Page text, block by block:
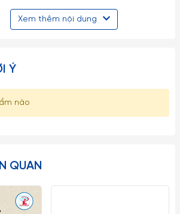
từ thuy tinh (từ nóng sang lạnh hoặc
đồ thủy tinh nói chung và ly cốc thủy
đối với các loại lọ bình thuỷ tinh có cổ
để rửa chất cặn bã và vết bẩn nằm sâu
Xem thêm nội dung
Ý
nào
QUAN